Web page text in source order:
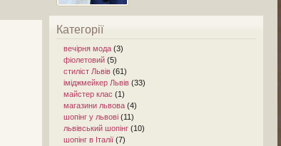
Категорії
вечірня мода (3)
фіолетовий (5)
стиліст Львів (61)
іміджмейкер Львів (33)
майстер клас (1)
магазини львова (4)
шопінг у львові (11)
львівський шопінг (10)
шопінг в Італії (7)